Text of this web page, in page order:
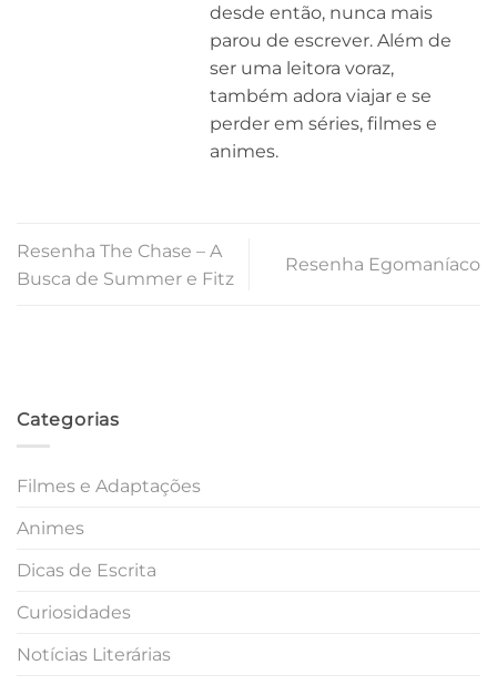
desde então, nunca mais
parou de escrever. Além de
ser uma leitora voraz,
também adora viajar e se
perder em séries, filmes e
animes.
Resenha The Chase – A
Busca de Summer e Fitz
Resenha Egomaníaco
Categorias
Filmes e Adaptações
Animes
Dicas de Escrita
Curiosidades
Notícias Literárias